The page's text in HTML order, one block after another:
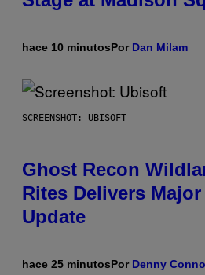
hace 10 minutosPor Dan Milam
SCREENSHOT: UBISOFT
Ghost Recon
Rites Delivers
Update
hace 25 minutosPor Denny